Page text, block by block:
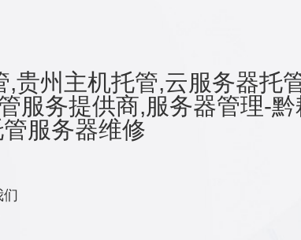
贵州主机托管,云服务器托
服务提供商,服务器管理-黔
服务器维修
们